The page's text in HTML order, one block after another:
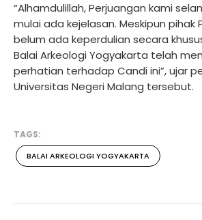
“Alhamdulillah, Perjuangan kami
mulai ada kejelasan. Meskipun pihak
belum ada keperdulian secara
Balai Arkeologi Yogyakarta telah
perhatian terhadap Candi ini”, ujar
Universitas Negeri Malang tersebut.
TAGS:
BALAI ARKEOLOGI YOGYAKARTA